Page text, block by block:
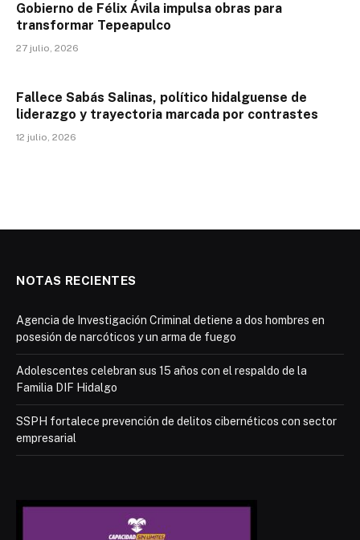
Gobierno de Félix Ávila impulsa obras para
transformar Tepeapulco
27 julio, 2026
Fallece Sabás Salinas, político hidalguense de
liderazgo y trayectoria marcada por contrastes
12 julio, 2026
NOTAS RECIENTES
Agencia de Investigación Criminal detiene a dos hombres en
posesión de narcóticos y un arma de fuego
Adolescentes celebran sus 15 años con el respaldo de la
Familia DIF Hidalgo
SSPH fortalece prevención de delitos cibernéticos con sector
empresarial